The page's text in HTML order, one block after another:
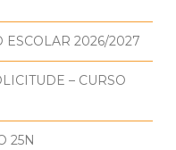
ESCOLAR 2026/2027
– CURSO
25N